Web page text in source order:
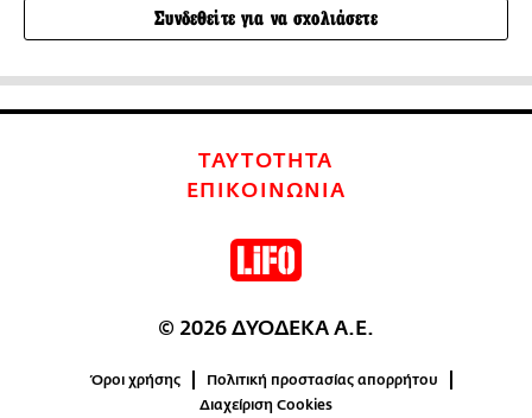
Συνδεθείτε για να σχολιάσετε
ΤΑΥΤΟΤΗΤΑ
ΕΠΙΚΟΙΝΩΝΙΑ
© 2026 ΔΥΟΔΕΚΑ Α.Ε.
Όροι χρήσης
Πολιτική προστασίας απορρήτου
Διαχείριση Cookies